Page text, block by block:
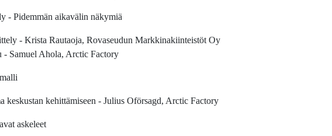
- Pidemmän aikavälin näkymiä
- Krista Rautaoja, Rovaseudun Markkinakiinteistöt Oy
- Samuel Ahola, Arctic Factory
keskustan kehittämiseen - Julius Oförsagd, Arctic Factory
askeleet